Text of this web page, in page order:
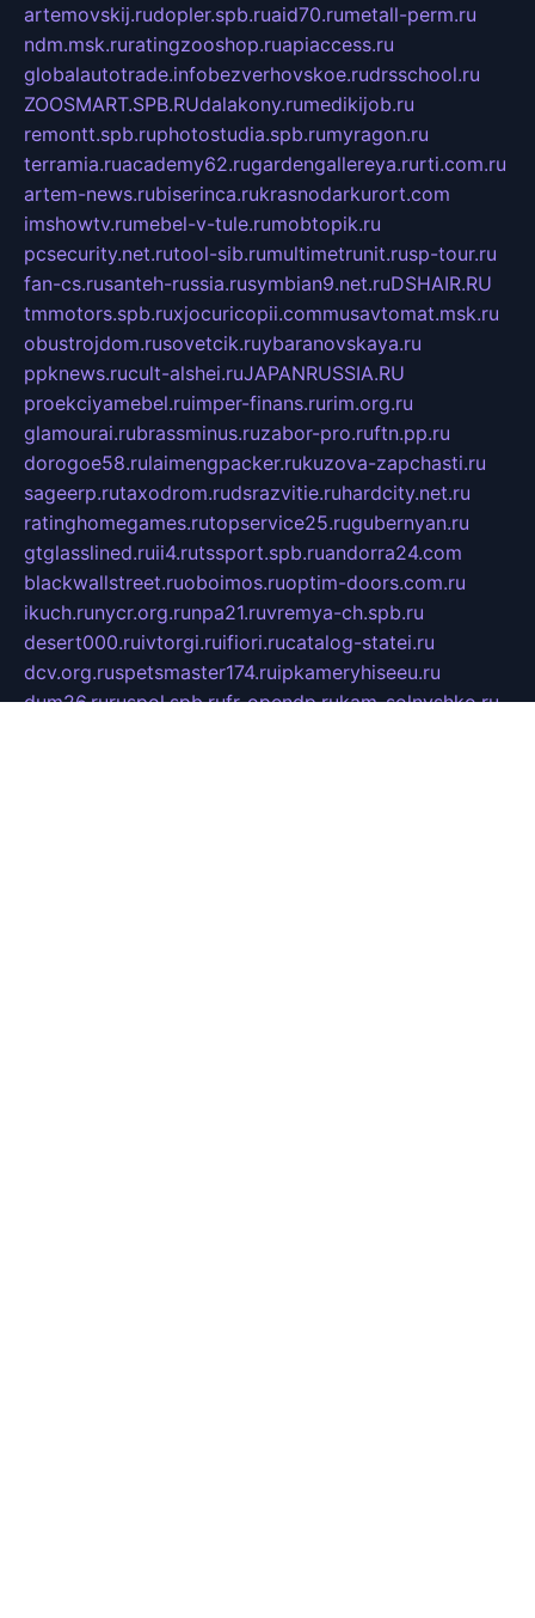
artemovskij.rudopler.spb.ruaid70.rumetall-perm.ru
ndm.msk.ruratingzooshop.ruapiaccess.ru
globalautotrade.infobezverhovskoe.rudrsschool.ru
ZOOSMART.SPB.RUdalakony.rumedikijob.ru
remontt.spb.ruphotostudia.spb.rumyragon.ru
terramia.ruacademy62.rugardengallereya.rurti.com.ru
artem-news.rubiserinca.rukrasnodarkurort.com
imshowtv.rumebel-v-tule.rumobtopik.ru
pcsecurity.net.rutool-sib.rumultimetrunit.rusp-tour.ru
fan-cs.rusanteh-russia.rusymbian9.net.ruDSHAIR.RU
tmmotors.spb.ruxjocuricopii.commusavtomat.msk.ru
obustrojdom.rusovetcik.ruybaranovskaya.ru
ppknews.rucult-alshei.ruJAPANRUSSIA.RU
proekciyamebel.ruimper-finans.rurim.org.ru
glamourai.rubrassminus.ruzabor-pro.ruftn.pp.ru
dorogoe58.rulaimengpacker.rukuzova-zapchasti.ru
sageerp.rutaxodrom.rudsrazvitie.ruhardcity.net.ru
ratinghomegames.rutopservice25.rugubernyan.ru
gtglasslined.ruii4.rutssport.spb.ruandorra24.com
blackwallstreet.ruoboimos.ruoptim-doors.com.ru
ikuch.runycr.org.runpa21.ruvremya-ch.spb.ru
desert000.ruivtorgi.ruifiori.rucatalog-statei.ru
dcv.org.ruspetsmaster174.ruipkameryhiseeu.ru
dum26.ruruspol.spb.rufr-opendp.rukam-solnyshko.ru